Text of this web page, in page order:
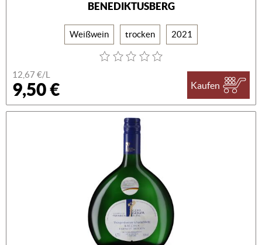
BENEDIKTUSBERG
Weißwein trocken 2021
12,67 €/L
9,50 € Kaufen